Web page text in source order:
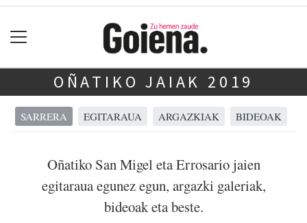
OÑATIKO JAIAK 2019
SARRERA EGITARAUA ARGAZKIAK BIDEOAK
Oñatiko San Migel eta Errosario jaien
egitaraua egunez egun, argazki galeriak,
bideoak eta beste.